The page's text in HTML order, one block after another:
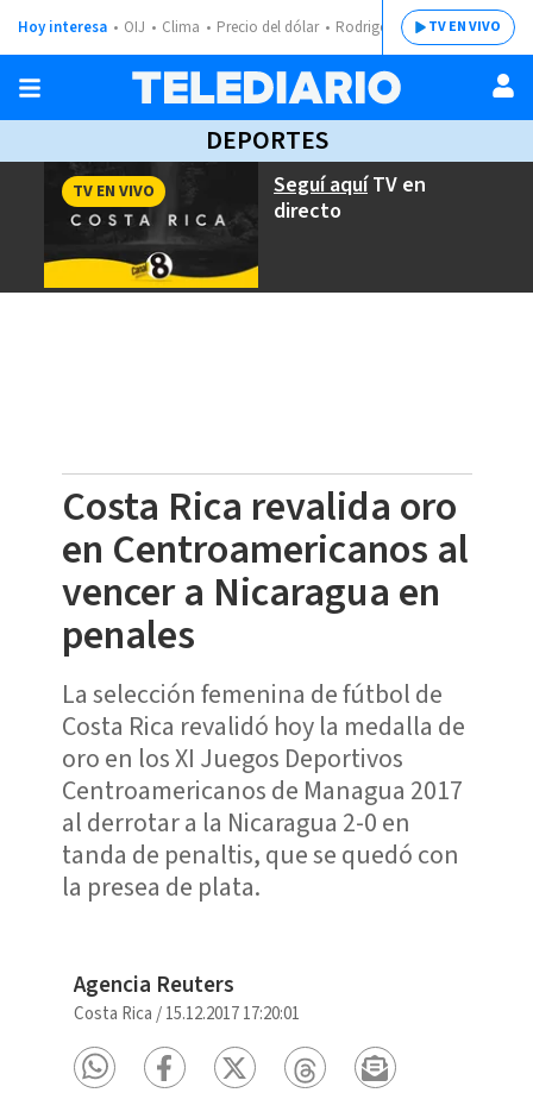
Hoy interesa OIJ Clima Precio del dólar Rodrigo ChavesTV EN VIVO
DEPORTES
Seguí aquíTV en
directo
TV EN VIVO
Costa Rica revalida oro
en Centroamericanos al
vencer a Nicaragua en
penales
La selección femenina de fútbol de
Costa Rica revalidó hoy la medalla de
oro en los XI Juegos Deportivos
Centroamericanos de Managua 2017
al derrotar a la Nicaragua 2-0 en
tanda de penaltis, que se quedó con
la presea de plata.
Agencia Reuters
Costa Rica /15.12.2017 17:20:01